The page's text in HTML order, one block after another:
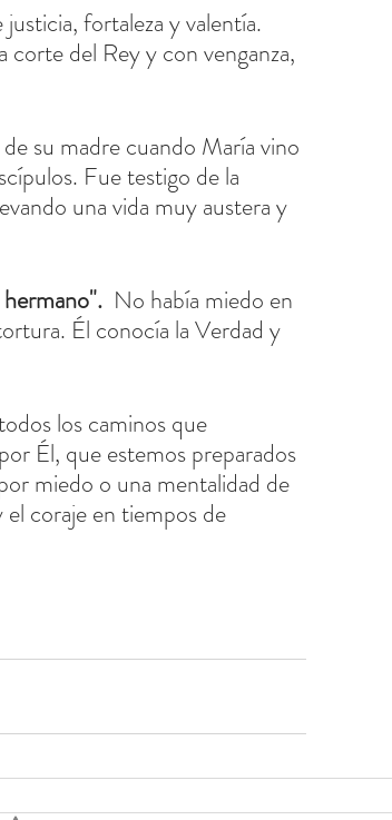
fortaleza y valentía.
del Rey y con venganza,
su madre cuando María vino
Fue testigo de la
una vida muy austera y
No había miedo en
Él conocía la Verdad y
los caminos que
Él, que estemos preparados
miedo o una mentalidad de
coraje en tiempos de